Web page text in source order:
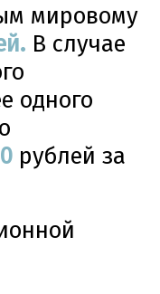
мировому
В случае
одного
рублей за